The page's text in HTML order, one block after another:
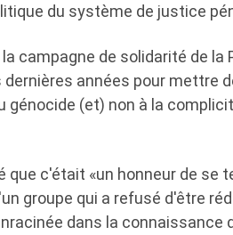
du système de justice
campagne de solidarité de la
années pour mettre
génocide (et) non à la
c'était «un honneur de se
groupe qui a refusé d'être
dans la connaissance